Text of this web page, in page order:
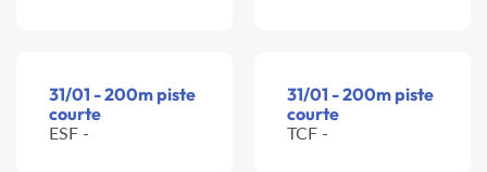
31/01 - 200m piste
courte
ESF -
31/01 - 200m piste
courte
TCF -